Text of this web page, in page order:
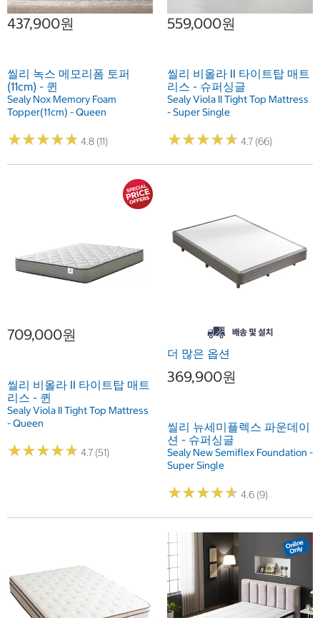
437,900원
씰리 녹스 메모리폼 토퍼
(11cm) - 퀸
Sealy Nox Memory Foam
Topper(11cm) - Queen
★★★★★
★★★★★ 4.8 (11)
559,000원
씰리 비올라 II 타이트탑 매트
리스 - 슈퍼싱글
Sealy Viola II Tight Top Mattress
- Super Single
★★★★★
★★★★★ 4.7 (66)
709,000원
씰리 비올라 II 타이트탑 매트
리스 - 퀸
Sealy Viola II Tight Top Mattress
- Queen
★★★★★
★★★★★ 4.7 (51)
더 많은 옵션
369,900원
씰리 뉴세미플렉스 파운데이
션 - 슈퍼싱글
Sealy New Semiflex Foundation -
Super Single
★★★★★
★★★★★ 4.6 (9)